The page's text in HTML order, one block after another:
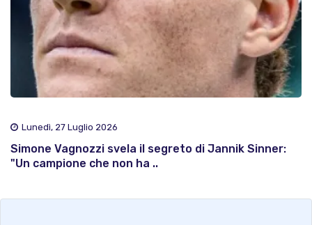
Lunedì, 27 Luglio 2026
Simone Vagnozzi svela il segreto di Jannik Sinner:
"Un campione che non ha ..